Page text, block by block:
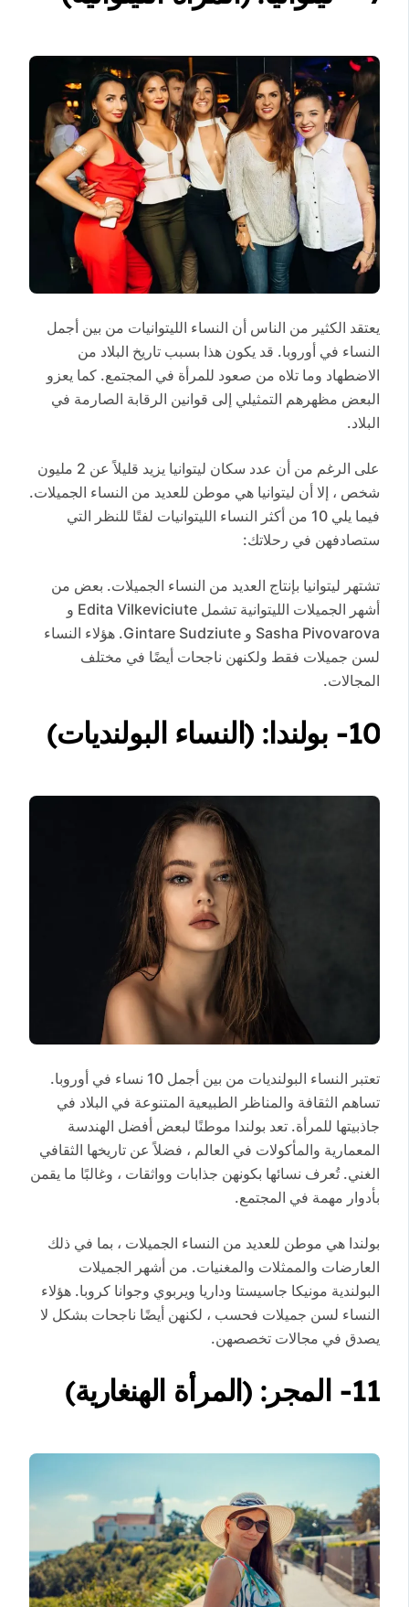
يعتقد الكثير من الناس أن النساء الليتوانيات من بين أجمل
النساء في أوروبا. قد يكون هذا بسبب تاريخ البلاد من
الاضطهاد وما تلاه من صعود للمرأة في المجتمع. كما يعزو
البعض مظهرهم التمثيلي إلى قوانين الرقابة الصارمة في
البلاد.
على الرغم من أن عدد سكان ليتوانيا يزيد قليلاً عن 2 مليون
شخص ، إلا أن ليتوانيا هي موطن للعديد من النساء الجميلات.
فيما يلي 10 من أكثر النساء الليتوانيات لفتًا للنظر التي
ستصادفهن في رحلاتك:
تشتهر ليتوانيا بإنتاج العديد من النساء الجميلات. بعض من
أشهر الجميلات الليتوانية تشمل Edita Vilkeviciute و
Sasha Pivovarova و Gintare Sudziute. هؤلاء النساء
لسن جميلات فقط ولكنهن ناجحات أيضًا في مختلف
المجالات.
10- بولندا: (النساء البولنديات)
تعتبر النساء البولنديات من بين أجمل 10 نساء في أوروبا.
تساهم الثقافة والمناظر الطبيعية المتنوعة في البلاد في
جاذبيتها للمرأة. تعد بولندا موطنًا لبعض أفضل الهندسة
المعمارية والمأكولات في العالم ، فضلاً عن تاريخها الثقافي
الغني. تُعرف نسائها بكونهن جذابات وواثقات ، وغالبًا ما يقمن
بأدوار مهمة في المجتمع.
بولندا هي موطن للعديد من النساء الجميلات ، بما في ذلك
العارضات والممثلات والمغنيات. من أشهر الجميلات
البولندية مونيكا جاسيستا وداريا ويربوي وجوانا كروبا. هؤلاء
النساء لسن جميلات فحسب ، لكنهن أيضًا ناجحات بشكل لا
يصدق في مجالات تخصصهن.
11- المجر: (المرأة الهنغارية)